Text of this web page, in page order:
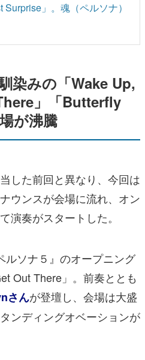
Surprise」。魂（ペルソナ）
染みの「Wake Up,
」「Butterfly
が沸騰
した前回と異なり、今回は
ウンスが会場に流れ、オン
演奏がスタートした。
ルソナ５』のオープニング
Out There」。前奏ととも
さんが登壇し、会場は大盛
ンディングオベーションが